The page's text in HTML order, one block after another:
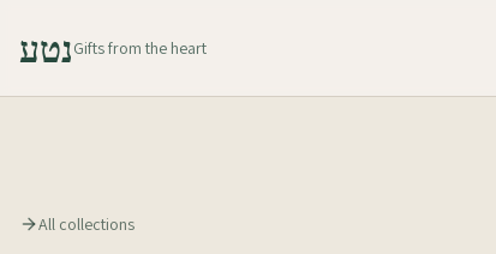
נטעGifts from the heart
All collections